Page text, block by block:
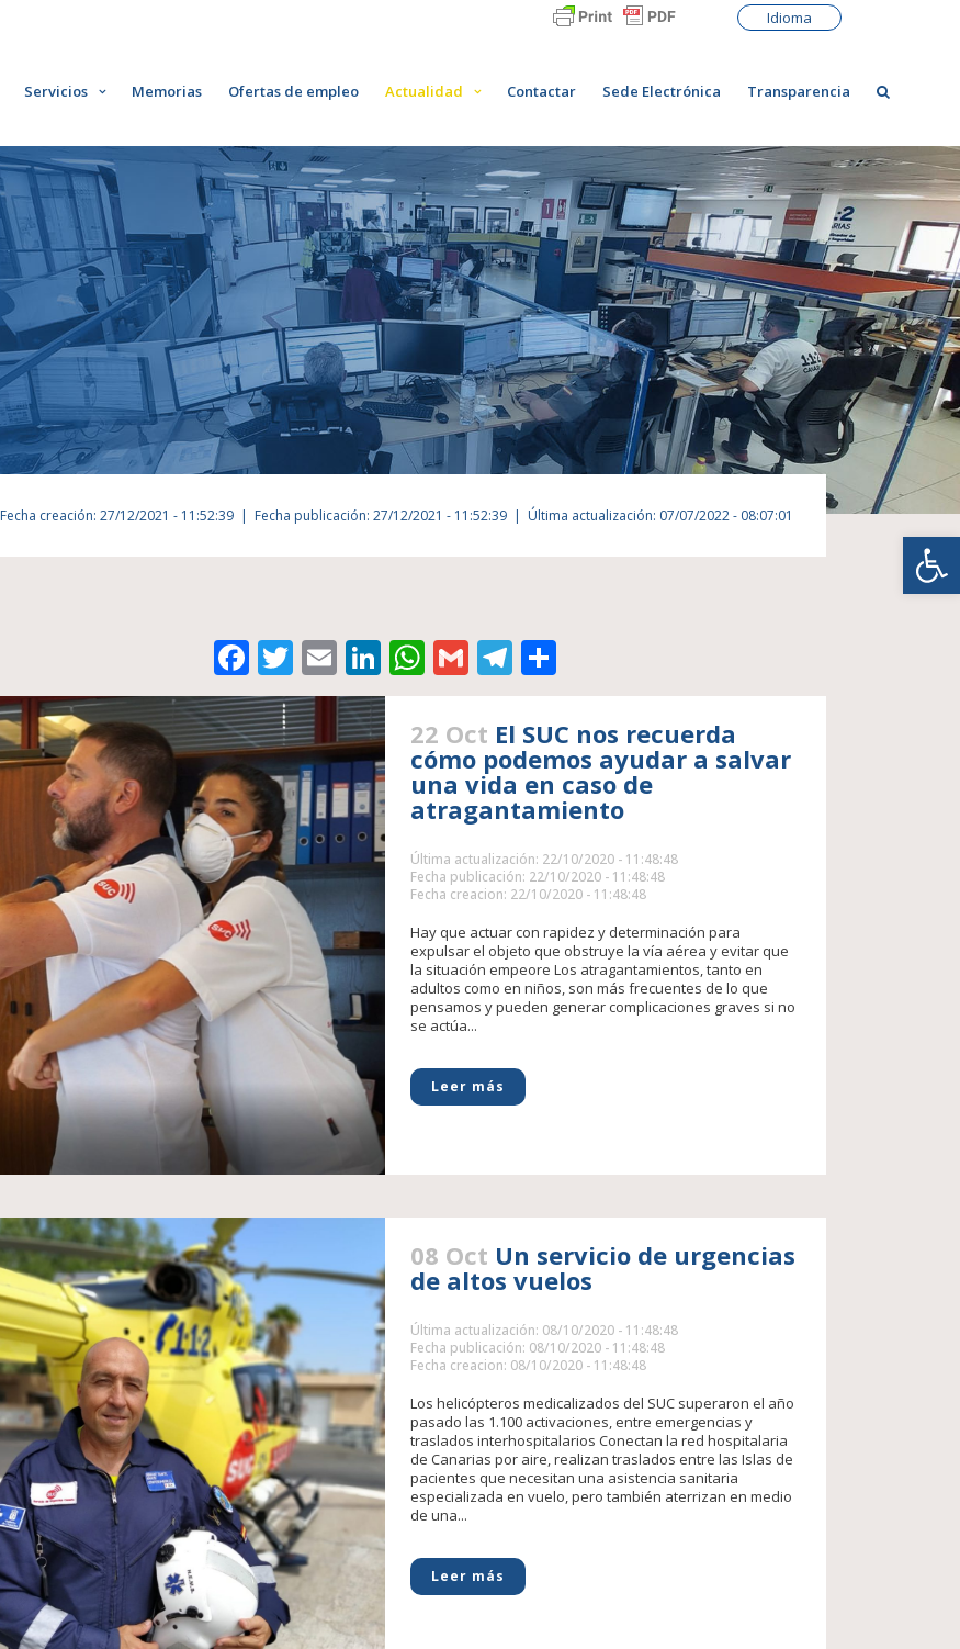
Idioma
Servicios Memorias Ofertas de empleo Actualidad Contactar Sede Electrónica Transparencia
Última actualización: 07/07/2022 - 08:07:01
Fecha publicación: 27/12/2021 - 11:52:39
Fecha creación: 27/12/2021 - 11:52:39
Facebook
Twitter
EmailLinkedIn
WhatsApp
GmailTelegram
Compartir
22 Oct El SUC nos recuerda
cómo podemos ayudar a salvar
una vida en caso de
atragantamiento
Última actualización: 22/10/2020 - 11:48:48
Fecha publicación: 22/10/2020 - 11:48:48
Fecha creacion: 22/10/2020 - 11:48:48
Hay que actuar con rapidez y determinación para
expulsar el objeto que obstruye la vía aérea y evitar que
la situación empeore Los atragantamientos, tanto en
adultos como en niños, son más frecuentes de lo que
pensamos y pueden generar complicaciones graves si no
se actúa...
Leer más
08 Oct Un servicio de urgencias
de altos vuelos
Última actualización: 08/10/2020 - 11:48:48
Fecha publicación: 08/10/2020 - 11:48:48
Fecha creacion: 08/10/2020 - 11:48:48
Los helicópteros medicalizados del SUC superaron el año
pasado las 1.100 activaciones, entre emergencias y
traslados interhospitalarios Conectan la red hospitalaria
de Canarias por aire, realizan traslados entre las Islas de
pacientes que necesitan una asistencia sanitaria
especializada en vuelo, pero también aterrizan en medio
de una...
Leer más